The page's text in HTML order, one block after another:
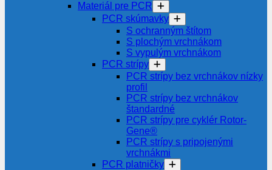
Materiál pre PCR
PCR skúmavky
S ochranným štítom
S plochým vrchnákom
S vypulým vrchnákom
PCR strípy
PCR strípy bez vrchnákov nízky
profil
PCR strípy bez vrchnákov
štandardné
PCR strípy pre cyklér Rotor-
Gene®
PCR strípy s pripojenými
vrchnákmi
PCR platničky